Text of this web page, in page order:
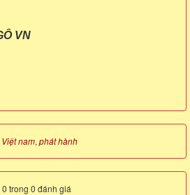
VN
nam, phát hành
trong 0 đánh giá